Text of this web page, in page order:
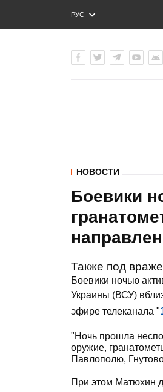
РУС
ENG
НОВОСТИ
Боевики
Также под
Боевики ночью
Украины (ВСУ)
эфире телеканала "
"Ночь прошла
оружие,
Павлополю,
При этом Матюхин